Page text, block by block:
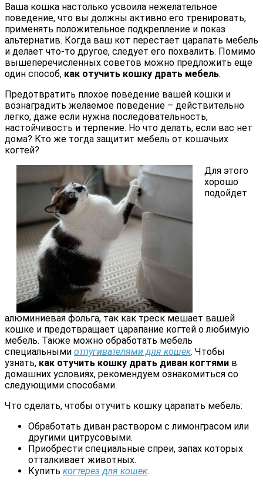
Ваша кошка настолько усвоила нежелательное
поведение, что вы должны активно его тренировать,
применять положительное подкрепление и показ
альтернатив. Когда ваш кот перестает царапать мебель
и делает что-то другое, следует его похвалить. Помимо
вышеперечисленных советов можно предложить еще
один способ, как отучить кошку драть мебель.
Предотвратить плохое поведение вашей кошки и
вознаградить желаемое поведение – действительно
легко, даже если нужна последовательность,
настойчивость и терпение. Но что делать, если вас нет
дома? Кто же тогда защитит мебель от кошачьих
когтей?
Для этого
хорошо
подойдет
алюминиевая фольга, так как треск мешает вашей
кошке и предотвращает царапание когтей о любимую
мебель. Также можно обработать мебель
специальными отпугивателями для кошек. Чтобы
узнать, как отучить кошку драть диван когтями в
домашних условиях, рекомендуем ознакомиться со
следующими способами.
Что сделать, чтобы отучить кошку царапать мебель:
Обработать диван раствором с лимонграсом или
другими цитрусовыми.
Приобрести специальные спреи, запах которых
отталкивает животных.
Купить когтерез для кошек.